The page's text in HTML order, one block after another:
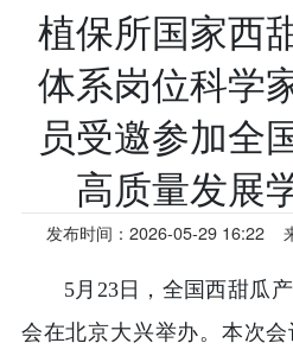
植保所国家西
体系岗位科学
员受邀参加全
高质量发展
发布时间：2026-05-29 16:22
5月23日，全国西甜瓜
会在北京大兴举办。本次